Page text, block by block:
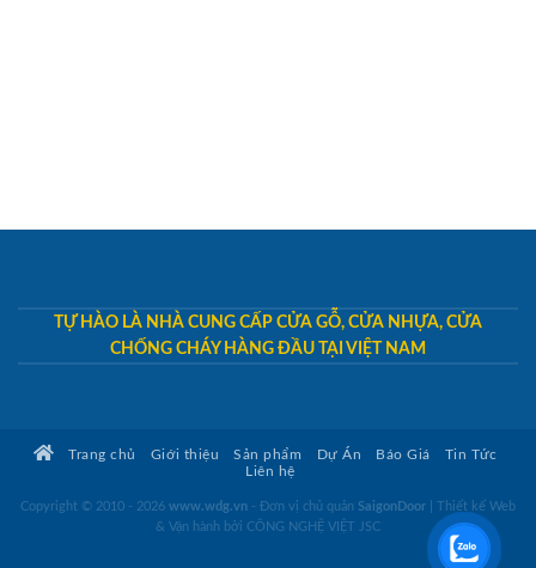
TỰ HÀO LÀ NHÀ CUNG CẤP CỬA GỖ, CỬA NHỰA, CỬA
CHỐNG CHÁY HÀNG ĐẦU TẠI VIỆT NAM
Trang chủ Giới thiệu Sản phẩm Dự Án Báo Giá
Tin Tức
Liên hệ
Copyright © 2010 - 2026 www.wdg.vn - Đơn vị chủ quản SaigonDoor
Thiết kế Web
& Vận hành bởi CÔNG NGHỆ VIỆT JSC